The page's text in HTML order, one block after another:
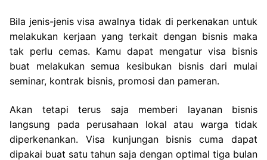
Bila jenis-jenis visa awalnya tidak di perkenakan untuk
melakukan kerjaan yang terkait dengan bisnis maka
tak perlu cemas. Kamu dapat mengatur visa bisnis
buat melakukan semua kesibukan bisnis dari mulai
seminar, kontrak bisnis, promosi dan pameran.
Akan tetapi terus saja memberi layanan bisnis
langsung pada perusahaan lokal atau warga tidak
diperkenankan. Visa kunjungan bisnis cuma dapat
dipakai buat satu tahun saja dengan optimal tiga bulan